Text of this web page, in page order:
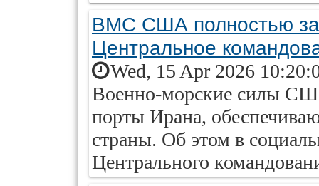
ВМС США полностью
Центральное
Wed, 15 Apr 2026
Военно-морские силы
порты Ирана,
страны. Об этом в
Центрального